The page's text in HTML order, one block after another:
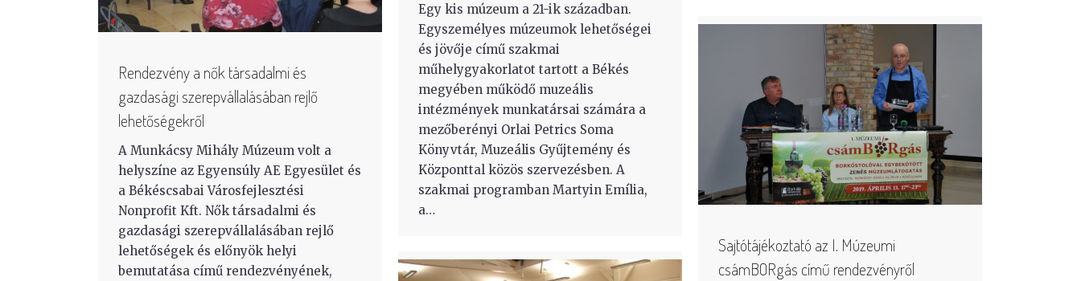
Egy kis múzeum a 21-ik században.
Egyszemélyes múzeumok lehetőségei
és jövője című szakmai
műhelygyakorlatot tartott a Békés
megyében működő muzeális
intézmények munkatársai számára a
mezőberényi Orlai Petrics Soma
Könyvtár, Muzeális Gyűjtemény és
Központtal közös szervezésben. A
szakmai programban Martyin Emília,
a…
Rendezvény a nők társadalmi és
gazdasági szerepvállalásában rejlő
lehetőségekről
A Munkácsy Mihály Múzeum volt a
helyszíne az Egyensúly AE Egyesület és
a Békéscsabai Városfejlesztési
Nonprofit Kft. Nők társadalmi és
gazdasági szerepvállalásában rejlő
lehetőségek és előnyök helyi
bemutatása című rendezvényének,
Sajtótájékoztató az I. Múzeumi
csámBORgás című rendezvényről